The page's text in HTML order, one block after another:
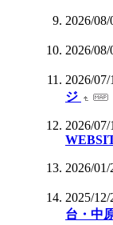
2026/
2026/
2026/
ジ
2026/
2026/01/
2025/
台・中